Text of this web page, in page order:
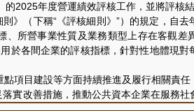
2025年度營運績效評核工作，並將評核結
（下稱“《評核細則》”）的規定，自去
所營事業性質及業務類型上存在客觀差
於各間企業的評核指標，針對性地體現
目建設等方面持續推進及履行相關責任
實改善措施，推動公共資本企業在服務